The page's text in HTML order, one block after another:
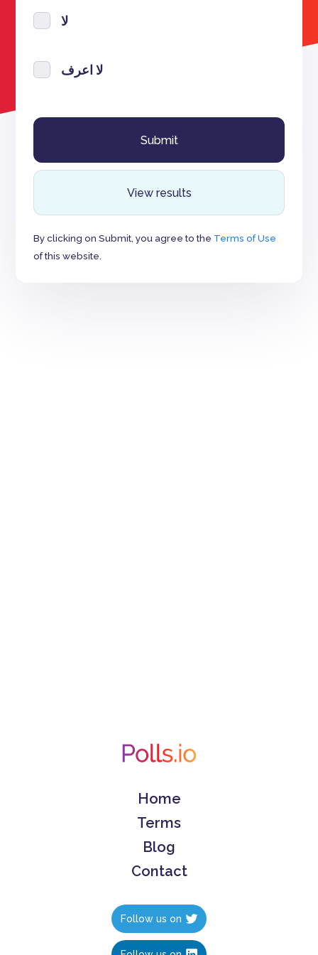
لا
لا اعرف
View results
By clicking on Submit, you agree to the Terms of Use
of this website.
Home
Terms
Blog
Contact
Follow us on